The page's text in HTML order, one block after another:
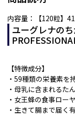
内容量：【120粒】
ユーグレナの
【特徴成分】
・59種類の栄養素を
・母乳に含まれるた
・女王蜂の食事ロー
・生きて腸まで届く